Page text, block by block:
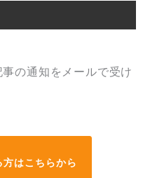
の通知をメールで受け
はこちらから